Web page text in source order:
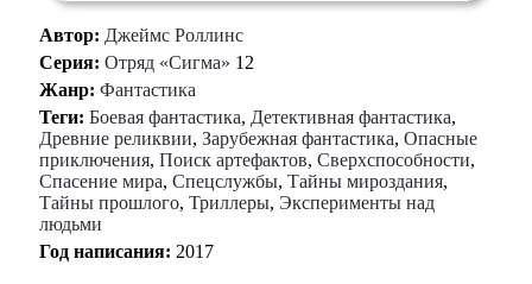
Автор: Джеймс Роллинс
Серия: Отряд «Сигма» 12
Жанр: Фантастика
Теги: Боевая фантастика, Детективная фантастика,
Древние реликвии, Зарубежная фантастика, Опасные
приключения, Поиск артефактов, Сверхспособности,
Спасение мира, Спецслужбы, Тайны мироздания,
Тайны прошлого, Триллеры, Эксперименты над
людьми
Год написания: 2017